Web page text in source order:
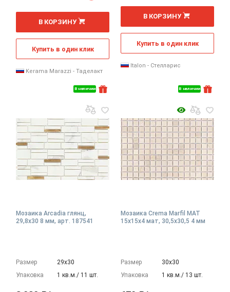
В наличии
м
В КОРЗИНУ
Купить в один клик
Kerama Marazzi - Таделакт
В наличии
В КОРЗИНУ
Купить в один клик
Italon - Стелларис
Мозаика Arcadia глянц,
29,8x30 8 мм, арт. 187541
Размер
29х30
Упаковка
1 кв.м./ 11 шт.
Мозаика Crema Marfil MAT
15x15x4 мат, 30,5x30,5 4 мм
Размер
30х30
Упаковка
1 кв.м./ 13 шт.